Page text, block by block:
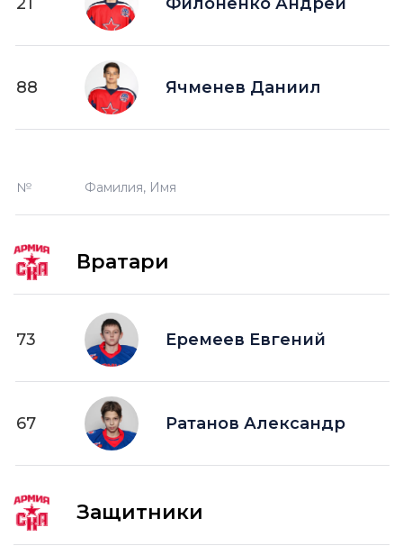
88 Ячменев Даниил
№ Фамилия, Имя
Вратари
73 Еремеев Евгений
67 Ратанов Александр
Защитники